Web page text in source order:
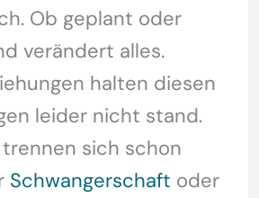
Ob geplant oder
verändert alles.
halten diesen
leider nicht stand.
trennen sich schon
Schwangerschaft oder